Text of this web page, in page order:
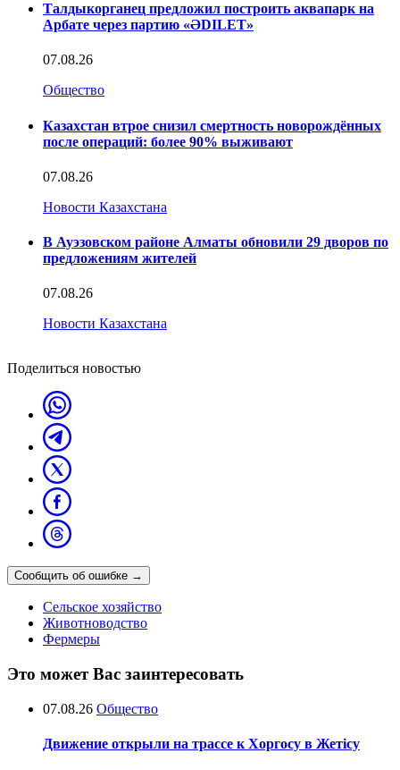
Талдыкорганец предложил построить аквапарк на
Арбате через партию «ӘDILET»
07.08.26
Общество
Казахстан втрое снизил смертность новорождённых
после операций: более 90% выживают
07.08.26
Новости Казахстана
В Ауэзовском районе Алматы обновили 29 дворов по
предложениям жителей
07.08.26
Новости Казахстана
Поделиться новостью
Сообщить об ошибке →
Сельское хозяйство
Животноводство
Фермеры
Это может Вас заинтересовать
07.08.26 Общество
Движение открыли на трассе к Хоргосу в Жетісу